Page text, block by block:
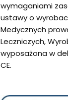
wymaganiami
ustawy o
Medycznych
Leczniczych,
wyposażona w
CE.